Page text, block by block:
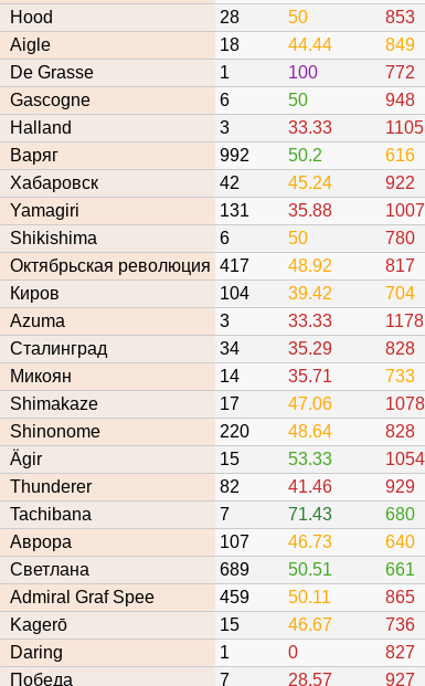
Hood 28 50 853
Aigle 18 44.44 849
De Grasse 1 100 772
Gascogne 6 50 948
Halland 3 33.33 1105
Варяг 992 50.2 616
Хабаровск 42 45.24 922
Yamagiri 131 35.88 1007
Shikishima 6 50 780
Октябрьская революция 417 48.92 817
Киров 104 39.42 704
Azuma 3 33.33 1178
Сталинград 34 35.29 828
Микоян 14 35.71 733
Shimakaze 17 47.06 1078
Shinonome 220 48.64 828
Ägir 15 53.33 1054
Thunderer 82 41.46 929
Tachibana 7 71.43 680
Аврора 107 46.73 640
Светлана 689 50.51 661
Admiral Graf Spee 459 50.11 865
Kagerō 15 46.67 736
Daring 1 0 827
Победа 7 28.57 927